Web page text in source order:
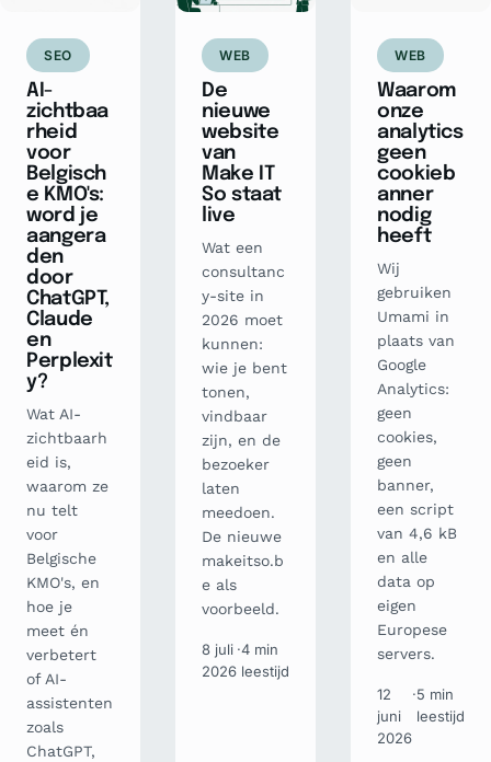
SEO
AI-
zichtbaa
rheid
voor
Belgisch
e KMO's:
word je
aangera
den
door
ChatGPT,
Claude
en
Perplexit
y?
Wat AI-
zichtbaarh
eid is,
waarom ze
nu telt
voor
Belgische
KMO's, en
hoe je
meet én
verbetert
of AI-
assistenten
zoals
ChatGPT,
WEB
De
nieuwe
website
van
Make IT
So staat
live
Wat een
consultanc
y-site in
2026 moet
kunnen:
wie je bent
tonen,
vindbaar
zijn, en de
bezoeker
laten
meedoen.
De nieuwe
makeitso.b
e als
voorbeeld.
8 juli
2026
·4 min
leestijd
WEB
Waarom
onze
analytics
geen
cookieb
anner
nodig
heeft
Wij
gebruiken
Umami in
plaats van
Google
Analytics:
geen
cookies,
geen
banner,
een script
van 4,6 kB
en alle
data op
eigen
Europese
servers.
12
juni
2026
·5 min
leestijd